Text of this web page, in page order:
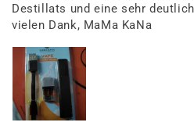
Destillats und eine sehr
vielen Dank, MaMa KaNa